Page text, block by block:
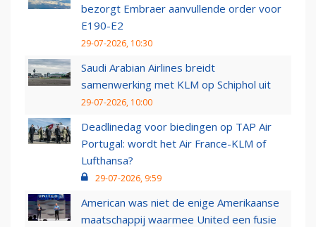
bezorgt Embraer aanvullende order voor
E190-E2
29-07-2026, 10:30
Saudi Arabian Airlines breidt
samenwerking met KLM op Schiphol uit
29-07-2026, 10:00
Deadlinedag voor biedingen op TAP Air
Portugal: wordt het Air France-KLM of
Lufthansa?
29-07-2026, 9:59
American was niet de enige Amerikaanse
maatschappij waarmee United een fusie